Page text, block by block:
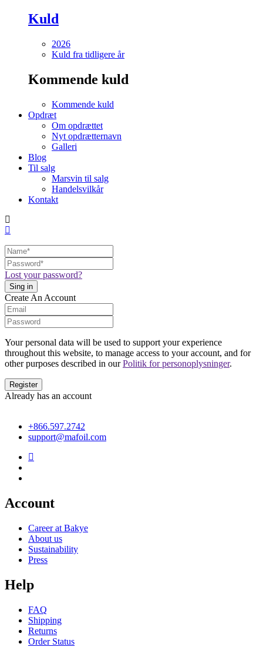
Kuld
2026
Kuld fra tidligere år
Kommende kuld
Kommende kuld
Opdræt
Om opdrættet
Nyt opdrætternavn
Galleri
Blog
Til salg
Marsvin til salg
Handelsvilkår
Kontakt
Lost your password?
Create An Account
Your personal data will be used to support your experience
throughout this website, to manage access to your account, and for
other purposes described in ourPolitik for personoplysninger.
Already has an account
+866.597.2742
support@mafoil.com
Account
Career at Bakye
About us
Sustainability
Press
Help
FAQ
Shipping
Returns
Order Status